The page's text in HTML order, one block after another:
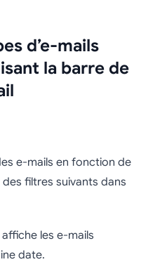
d’e-mails
la barre de
e-mails en fonction de
des filtres suivants dans
les e-mails
date.